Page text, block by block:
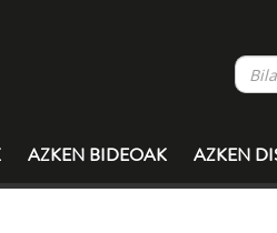
AZKEN BIDEOAK AZKEN